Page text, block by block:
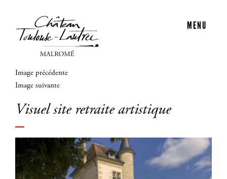
MENU
Image précédente
Image suivante
Visuel site retraite artistique